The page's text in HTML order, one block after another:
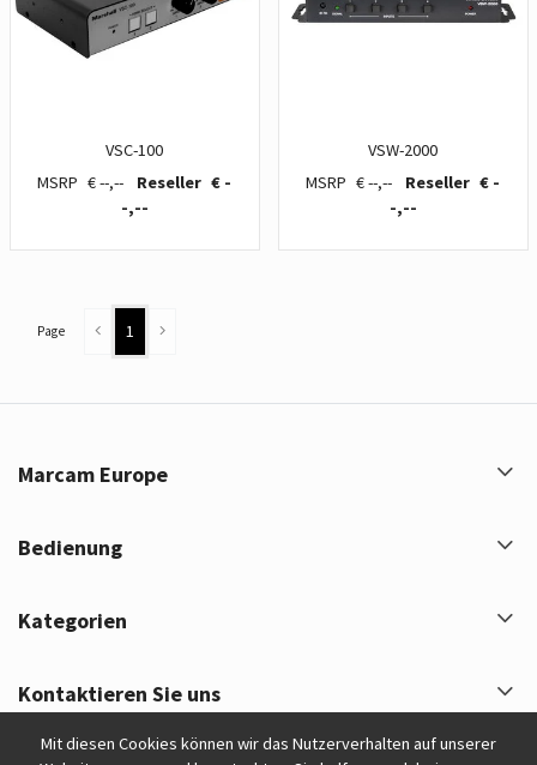
VSC-100
€ --,--
€ -
-,--
VSW-2000
€ --,--
€ -
-,--
Page 1
Marcam Europe
Bedienung
Kategorien
Kontaktieren Sie uns
Mit diesen Cookies können wir das Nutzerverhalten auf unserer